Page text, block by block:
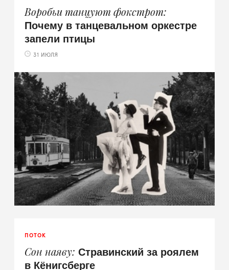
Воробьи танцуют фокстрот
Почему в танцевальном оркестре
запели птицы
31 ИЮЛЯ
ПОТОК
Сон наяву Стравинский за роялем
в Кёнигсберге